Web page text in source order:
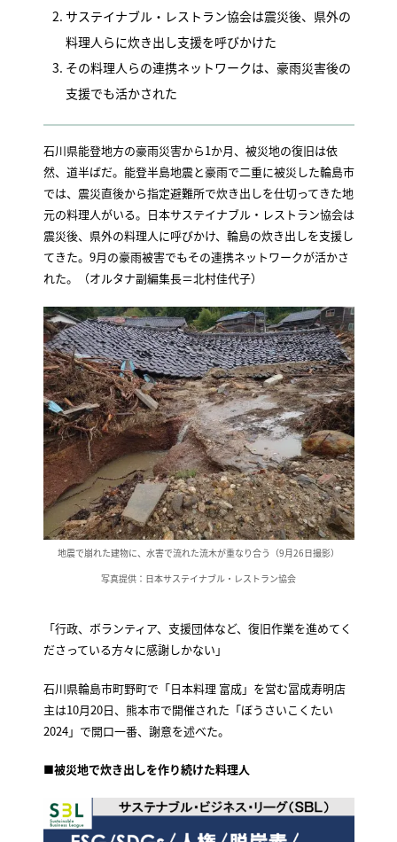
サステイナブル・レストラン協会は震災後、県外の
料理人らに炊き出し支援を呼びかけた
その料理人らの連携ネットワークは、豪雨災害後の
支援でも活かされた
石川県能登地方の豪雨災害から1か月、被災地の復旧は依
然、道半ばだ。能登半島地震と豪雨で二重に被災した輪島市
では、震災直後から指定避難所で炊き出しを仕切ってきた地
元の料理人がいる。日本サステイナブル・レストラン協会は
震災後、県外の料理人に呼びかけ、輪島の炊き出しを支援し
てきた。9月の豪雨被害でもその連携ネットワークが活かさ
れた。（オルタナ副編集長＝北村佳代子）
地震で崩れた建物に、水害で流れた流木が重なり合う（9月26日撮影）
写真提供：日本サステイナブル・レストラン協会
「行政、ボランティア、支援団体など、復旧作業を進めてく
ださっている方々に感謝しかない」
石川県輪島市町野町で「日本料理 富成」を営む冨成寿明店
主は10月20日、熊本市で開催された「ぼうさいこくたい
2024」で開口一番、謝意を述べた。
■被災地で炊き出しを作り続けた料理人